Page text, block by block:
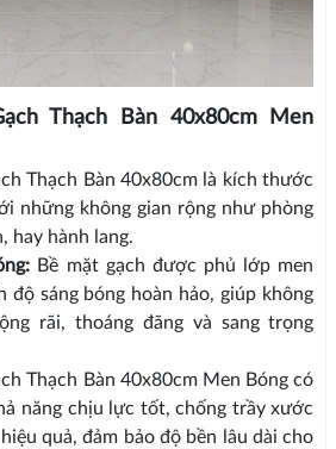
Thạch Bàn 40x80cm Men
Thạch Bàn 40x80cm là kích thước
những không gian rộng như phòng
hay hành lang.
Bề mặt gạch được phủ lớp men
độ sáng bóng hoàn hảo, giúp không
rãi, thoáng đãng và sang trọng
Thạch Bàn 40x80cm Men Bóng có
năng chịu lực tốt, chống trầy xước
quả, đảm bảo độ bền lâu dài cho